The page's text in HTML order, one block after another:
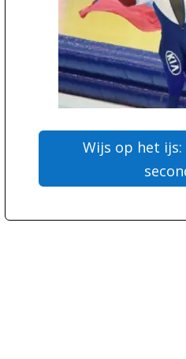
Wijs op het ijs: